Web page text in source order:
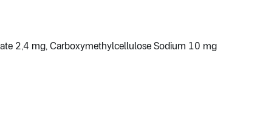
2,4 mg, Carboxymethylcellulose Sodium 10 mg